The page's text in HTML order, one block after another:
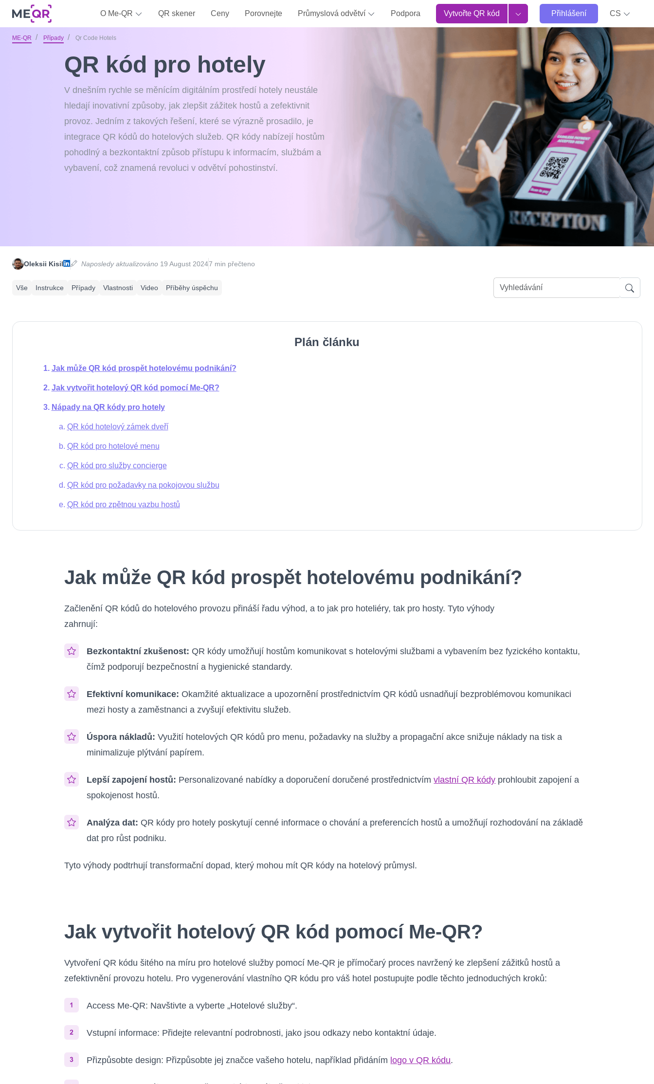
O Me-QR QR skener Ceny Porovnejte Průmyslová odvětví Podpora Vytvořte QR kód Přihlášení CS
ME-QR Případy Qr Code Hotels
QR kód pro hotely
V dnešním rychle se měnícím digitálním prostředí hotely neustále
hledají inovativní způsoby, jak zlepšit zážitek hostů a zefektivnit
provoz. Jedním z takových řešení, které se výrazně prosadilo, je
integrace QR kódů do hotelových služeb. QR kódy nabízejí hostům
pohodlný a bezkontaktní způsob přístupu k informacím, službám a
vybavení, což znamená revoluci v odvětví pohostinství.
Oleksii Kisil Naposledy aktualizováno19 August 20247 min přečteno
Vše Instrukce Případy Vlastnosti Video Příběhy úspěchu
Plán článku
Jak může QR kód prospět hotelovému podnikání?
Jak vytvořit hotelový QR kód pomocí Me-QR?
Nápady na QR kódy pro hotely
QR kód hotelový zámek dveří
QR kód pro hotelové menu
QR kód pro služby concierge
QR kód pro požadavky na pokojovou službu
QR kód pro zpětnou vazbu hostů
Jak může QR kód prospět hotelovému podnikání?
Začlenění QR kódů do hotelového provozu přináší řadu výhod, a to jak pro hoteliéry, tak pro hosty. Tyto výhody
zahrnují:
Bezkontaktní zkušenost: QR kódy umožňují hostům komunikovat s hotelovými službami a vybavením bez fyzického kontaktu,
čímž podporují bezpečnostní a hygienické standardy.
Efektivní komunikace: Okamžité aktualizace a upozornění prostřednictvím QR kódů usnadňují bezproblémovou komunikaci
mezi hosty a zaměstnanci a zvyšují efektivitu služeb.
Úspora nákladů: Využití hotelových QR kódů pro menu, požadavky na služby a propagační akce snižuje náklady na tisk a
minimalizuje plýtvání papírem.
Lepší zapojení hostů: Personalizované nabídky a doporučení doručené prostřednictvímvlastní QR kódy prohloubit zapojení a
spokojenost hostů.
Analýza dat: QR kódy pro hotely poskytují cenné informace o chování a preferencích hostů a umožňují rozhodování na základě
dat pro růst podniku.
Tyto výhody podtrhují transformační dopad, který mohou mít QR kódy na hotelový průmysl.
Jak vytvořit hotelový QR kód pomocí Me-QR?
Vytvoření QR kódu šitého na míru pro hotelové služby pomocí Me-QR je přímočarý proces navržený ke zlepšení zážitků hostů a
zefektivnění provozu hotelu. Pro vygenerování vlastního QR kódu pro váš hotel postupujte podle těchto jednoduchých kroků:
Access Me-QR: Navštivte a vyberte „Hotelové služby“.
Vstupní informace: Přidejte relevantní podrobnosti, jako jsou odkazy nebo kontaktní údaje.
Přizpůsobte design: Přizpůsobte jej značce vašeho hotelu, například přidáním logo v QR kódu.